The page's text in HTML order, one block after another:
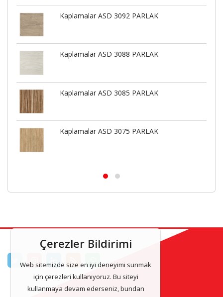
Kaplamalar ASD 3092 PARLAK
Kaplamalar ASD 3088 PARLAK
Kaplamalar ASD 3085 PARLAK
Kaplamalar ASD 3075 PARLAK
Çerezler Bildirimi
Web sitemizde size en iyi deneyimi sunmak
için çerezleri kullanıyoruz. Bu siteyi
kullanmaya devam ederseniz, bundan